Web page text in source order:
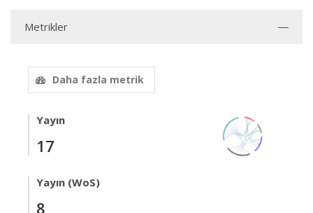
Metrikler
Daha fazla metrik
Yayın
17
Yayın (WoS)
8